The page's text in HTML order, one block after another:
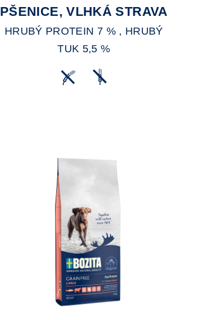
PŠENICE, VLHKÁ STRAVA
HRUBÝ PROTEIN 7 % , HRUBÝ
TUK 5,5 %